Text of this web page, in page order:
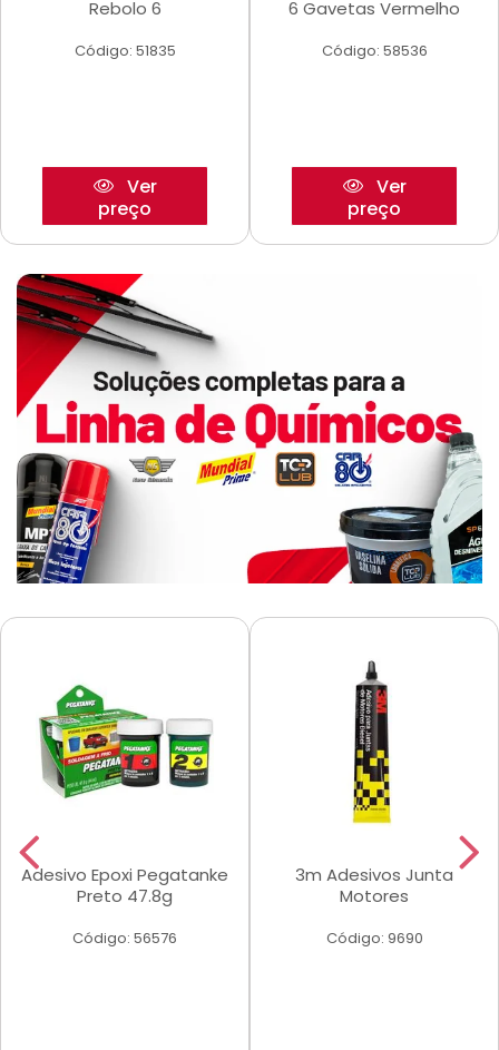
Rebolo 6
Código: 51835
Ver
preço
6 Gavetas Vermelho
Código: 58536
Ver
preço
Adesivo Epoxi Pegatanke
Preto 47.8g
Código: 56576
3m Adesivos Junta
Motores
Código: 9690